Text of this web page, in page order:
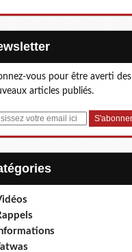
vous pour être averti des
articles publiés.